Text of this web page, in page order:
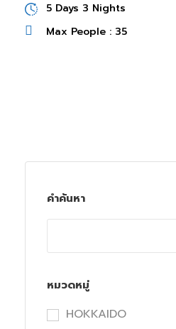
5 Days 3 Nights
Max People : 35
คำค้นหา
หมวดหมู่
HOKKAIDO